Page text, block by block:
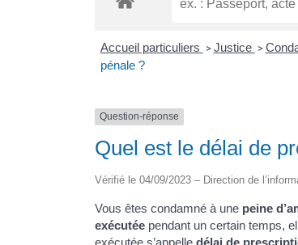
Accueil particuliers > Justice >
pénale ?
Question-réponse
Quel est le délai de
Vérifié le 04/09/2023 – Direction de
Vous êtes condamné à une peine
exécutée pendant un certain temps,
exécutée s’appelle délai de